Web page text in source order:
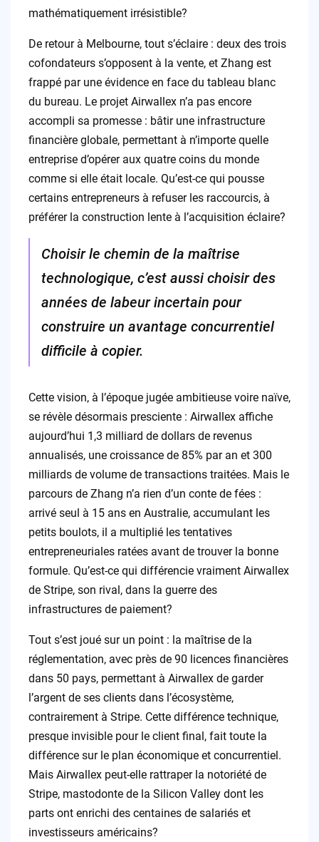
mathématiquement irrésistible?
De retour à Melbourne, tout s’éclaire : deux des trois
cofondateurs s’opposent à la vente, et Zhang est
frappé par une évidence en face du tableau blanc
du bureau. Le projet Airwallex n’a pas encore
accompli sa promesse : bâtir une infrastructure
financière globale, permettant à n’importe quelle
entreprise d’opérer aux quatre coins du monde
comme si elle était locale. Qu’est-ce qui pousse
certains entrepreneurs à refuser les raccourcis, à
préférer la construction lente à l’acquisition éclaire?
Choisir le chemin de la maîtrise
technologique, c’est aussi choisir des
années de labeur incertain pour
construire un avantage concurrentiel
difficile à copier.
Cette vision, à l’époque jugée ambitieuse voire naïve,
se révèle désormais presciente : Airwallex affiche
aujourd’hui 1,3 milliard de dollars de revenus
annualisés, une croissance de 85% par an et 300
milliards de volume de transactions traitées. Mais le
parcours de Zhang n’a rien d’un conte de fées :
arrivé seul à 15 ans en Australie, accumulant les
petits boulots, il a multiplié les tentatives
entrepreneuriales ratées avant de trouver la bonne
formule. Qu’est-ce qui différencie vraiment Airwallex
de Stripe, son rival, dans la guerre des
infrastructures de paiement?
Tout s’est joué sur un point : la maîtrise de la
réglementation, avec près de 90 licences financières
dans 50 pays, permettant à Airwallex de garder
l’argent de ses clients dans l’écosystème,
contrairement à Stripe. Cette différence technique,
presque invisible pour le client final, fait toute la
différence sur le plan économique et concurrentiel.
Mais Airwallex peut-elle rattraper la notoriété de
Stripe, mastodonte de la Silicon Valley dont les
parts ont enrichi des centaines de salariés et
investisseurs américains?